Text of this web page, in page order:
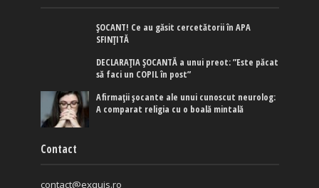
ȘOCANT! Ce au găsit cercetătorii în APA
SFINȚITĂ
DECLARAȚIA ȘOCANTĂ a unui preot: ”Este păcat
să faci un COPIL în post”
Afirmaţii şocante ale unui cunoscut neurolog:
A comparat religia cu o boală mintală
Contact
contact@exquis.ro